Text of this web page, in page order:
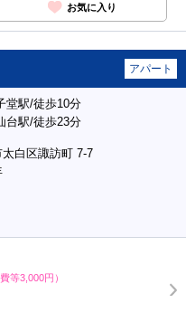
お気に入り
アパート
堂駅/徒歩10分
台駅/徒歩23分
白区諏訪町 7-7
等3,000円）